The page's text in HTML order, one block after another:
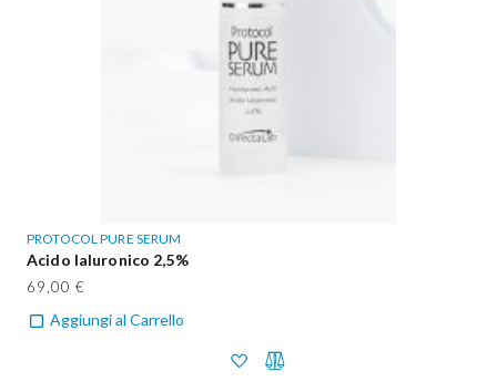
PROTOCOL PURE SERUM
Acido Ialuronico 2,5%
69,00 €
Aggiungi al Carrello